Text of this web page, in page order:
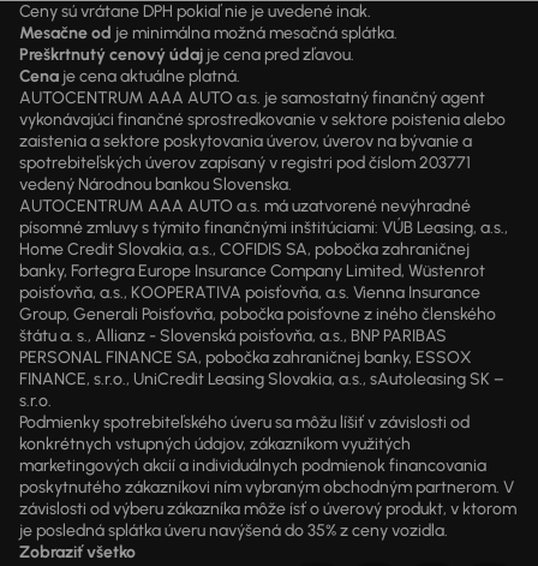
Ceny sú vrátane DPH pokiaľ nie je uvedené inak.
Mesačne od je minimálna možná mesačná splátka.
Preškrtnutý cenový údaj je cena pred zľavou.
Cena je cena aktuálne platná.
AUTOCENTRUM AAA AUTO a.s. je samostatný finančný agent
vykonávajúci finančné sprostredkovanie v sektore poistenia alebo
zaistenia a sektore poskytovania úverov, úverov na bývanie a
spotrebiteľských úverov zapísaný v registri pod číslom 203771
vedený Národnou bankou Slovenska.
AUTOCENTRUM AAA AUTO a.s. má uzatvorené nevýhradné
písomné zmluvy s týmito finančnými inštitúciami: VÚB Leasing, a.s.,
Home Credit Slovakia, a.s., COFIDIS SA, pobočka zahraničnej
banky, Fortegra Europe Insurance Company Limited, Wüstenrot
poisťovňa, a.s., KOOPERATIVA poisťovňa, a.s. Vienna Insurance
Group, Generali Poisťovňa, pobočka poisťovne z iného členského
štátu a. s., Allianz - Slovenská poisťovňa, a.s., BNP PARIBAS
PERSONAL FINANCE SA, pobočka zahraničnej banky, ESSOX
FINANCE, s.r.o., UniCredit Leasing Slovakia, a.s., sAutoleasing SK –
s.r.o.
Podmienky spotrebiteľského úveru sa môžu líšiť v závislosti od
konkrétnych vstupných údajov, zákazníkom využitých
marketingových akcií a individuálnych podmienok financovania
poskytnutého zákazníkovi ním vybraným obchodným partnerom. V
závislosti od výberu zákazníka môže ísť o úverový produkt, v ktorom
je posledná splátka úveru navýšená do 35% z ceny vozidla.
Zobraziť všetko